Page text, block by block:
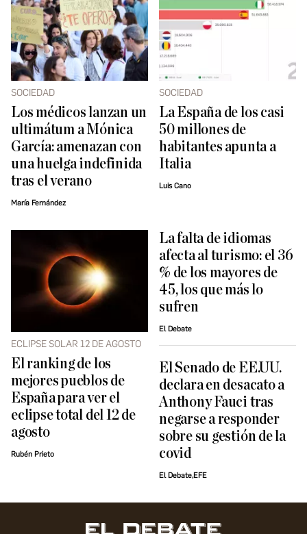
SOCIEDAD
Los médicos lanzan un
ultimátum a Mónica
García: amenazan con
una huelga indefinida
tras el verano
María Fernández
SOCIEDAD
La España de los casi
50 millones de
habitantes apunta a
Italia
Luis Cano
ECLIPSE SOLAR 12 DE AGOSTO
El ranking de los
mejores pueblos de
España para ver el
eclipse total del 12 de
agosto
Rubén Prieto
La falta de idiomas
afecta al turismo: el 36
% de los mayores de
45, los que más lo
sufren
El Debate
El Senado de EE.UU.
declara en desacato a
Anthony Fauci tras
negarse a responder
sobre su gestión de la
covid
El Debate,EFE